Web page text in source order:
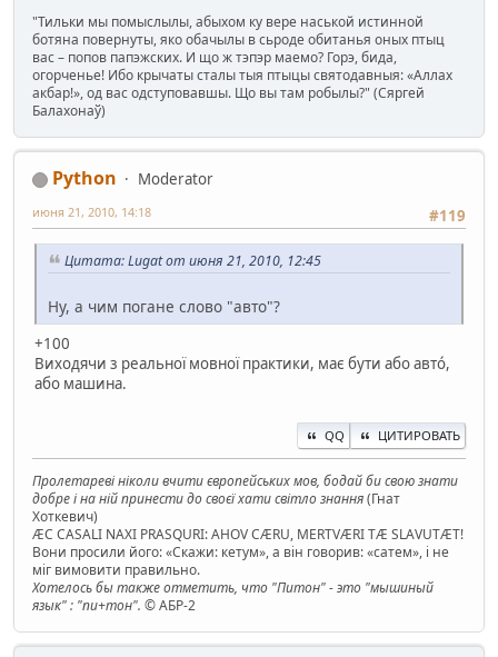
"Тильки мы помыслылы, абыхом ку вере наськой истинной
ботяна повернуты, яко обачылы в сьроде обитанья оных птыц
вас – попов папэжских. И що ж тэпэр маемо? Горэ, бида,
огорченье! Ибо крычаты сталы тыя птыцы святодавныя: «Аллах
акбар!», од вас одступовавшы. Що вы там робылы?" (Сяргей
Балахонаў)
Python
Moderator
#119
июня 21, 2010, 14:18
Цитата: Lugat от июня 21, 2010, 12:45
Ну, а чим погане слово "авто"?
+100
Виходячи з реальної мовної практики, має бути або автó,
або машина.
QQ ЦИТИРОВАТЬ
Пролетареві ніколи вчити європейських мов, бодай би свою знати
добре і на ній принести до своєї хати світло знання(Гнат
Хоткевич)
ÆC CASALI NAXI PRASQURI: AHOV CÆRU, MERTVÆRI TÆ SLAVUTÆT!
Вони просили його: «Скажи: кетум», а він говорив: «сатем», і не
міг вимовити правильно.
Хотелось бы также отметить, что "Питон" - это "мышиный
язык" : "пи+тон". © АБР-2